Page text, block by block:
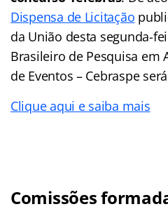
Dispensa de Licitação
da União desta segunda-
Brasileiro de Pesquisa em
de Eventos – Cebraspe
Clique aqui e saiba mais
Comissões